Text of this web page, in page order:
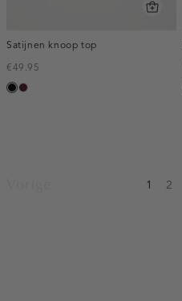
Satijnen knoop top
€49.95
zwartpruim,
1 2